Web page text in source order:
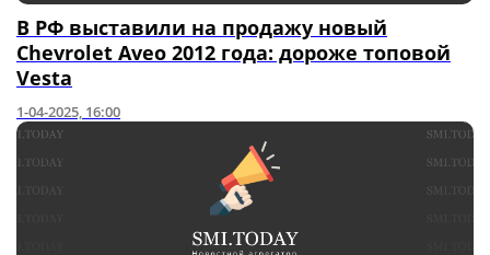
В РФ выставили на продажу новый
Chevrolet Aveo 2012 года: дороже топовой
Vesta
1-04-2025, 16:00